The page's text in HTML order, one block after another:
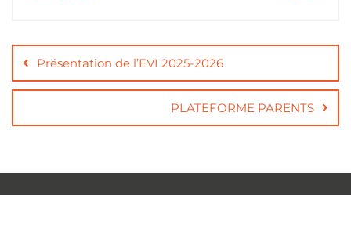
Présentation de l’EVI 2025-2026
PLATEFORME PARENTS